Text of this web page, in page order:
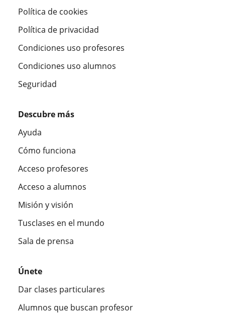
Política de cookies
Política de privacidad
Condiciones uso profesores
Condiciones uso alumnos
Seguridad
Descubre más
Ayuda
Cómo funciona
Acceso profesores
Acceso a alumnos
Misión y visión
Tusclases en el mundo
Sala de prensa
Únete
Dar clases particulares
Alumnos que buscan profesor